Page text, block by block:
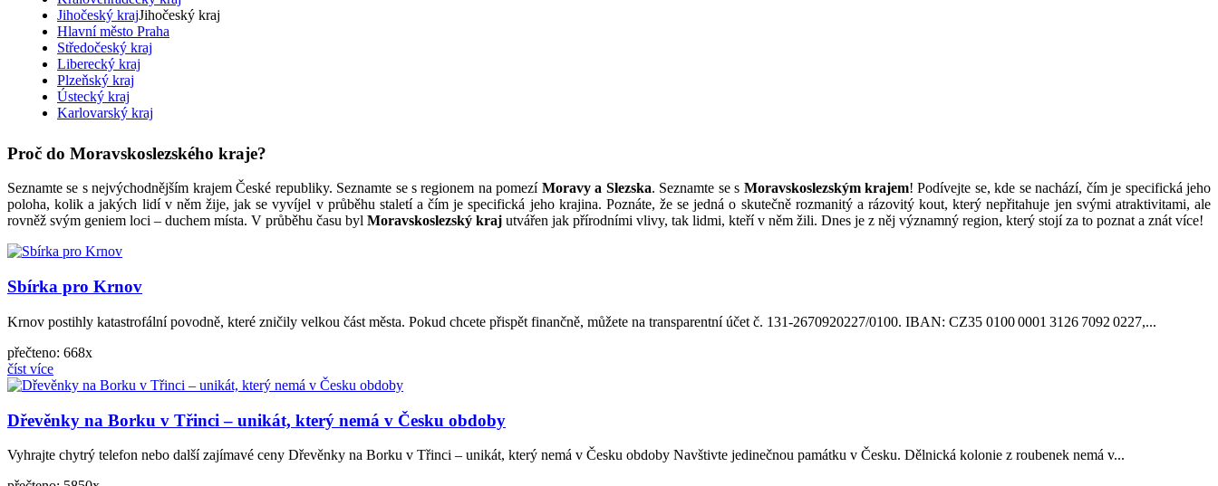
Jihočeský krajJihočeský kraj
Hlavní město Praha
Středočeský kraj
Liberecký kraj
Plzeňský kraj
Ústecký kraj
Karlovarský kraj
Proč do Moravskoslezského kraje?
Seznamte se s nejvýchodnějším krajem České republiky. Seznamte se s regionem na pomezí Moravy a Slezska. Seznamte se s Moravskoslezským krajem! Podívejte se, kde se nachází, čím je specifická jeho
poloha, kolik a jakých lidí v něm žije, jak se vyvíjel v průběhu staletí a čím je specifická jeho krajina. Poznáte, že se jedná o skutečně rozmanitý a rázovitý kout, který nepřitahuje jen svými atraktivitami, ale
rovněž svým geniem loci – duchem místa. V průběhu času byl Moravskoslezský kraj utvářen jak přírodními vlivy, tak lidmi, kteří v něm žili. Dnes je z něj významný region, který stojí za to poznat a znát více!
Sbírka pro Krnov
Krnov postihly katastrofální povodně, které zničily velkou část města. Pokud chcete přispět finančně, můžete na transparentní účet č. 131-2670920227/0100. IBAN: CZ35 0100 0001 3126 7092 0227,...
přečteno: 668x
číst více
Dřevěnky na Borku v Třinci – unikát, který nemá v Česku obdoby
Vyhrajte chytrý telefon nebo další zajímavé ceny Dřevěnky na Borku v Třinci – unikát, který nemá v Česku obdoby Navštivte jedinečnou památku v Česku. Dělnická kolonie z roubenek nemá v...